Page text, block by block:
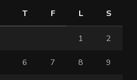
T F L S
1 2
6 7 8 9